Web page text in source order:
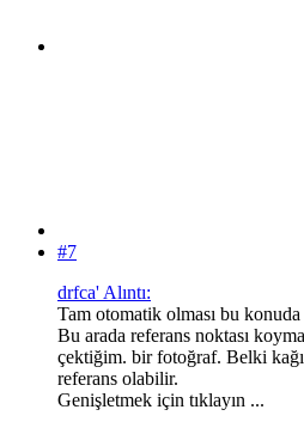
#7
drfca' Alıntı:
Tam otomatik olması bu
Bu arada referans noktası
çektiğim. bir fotoğraf. Belki
referans olabilir.
Genişletmek için tıklayın ...